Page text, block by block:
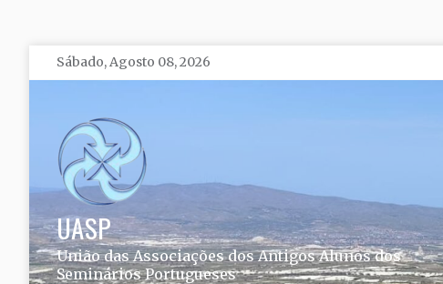
Skip
to
Sábado, Agosto 08, 2026
UASP
União das Associações dos Antigos Alunos dos
Seminários Portugueses